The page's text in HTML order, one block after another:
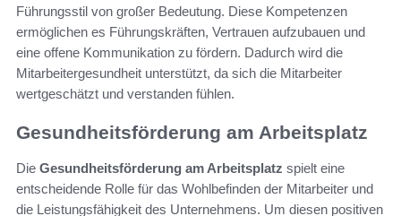
Führungsstil von großer Bedeutung. Diese Kompetenzen
ermöglichen es Führungskräften, Vertrauen aufzubauen und
eine offene Kommunikation zu fördern. Dadurch wird die
Mitarbeitergesundheit unterstützt, da sich die Mitarbeiter
wertgeschätzt und verstanden fühlen.
Gesundheitsförderung am Arbeitsplatz
Die Gesundheitsförderung am Arbeitsplatz spielt eine
entscheidende Rolle für das Wohlbefinden der Mitarbeiter und
die Leistungsfähigkeit des Unternehmens. Um diesen positiven